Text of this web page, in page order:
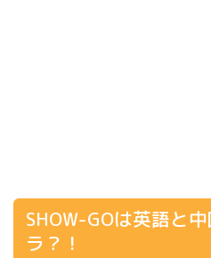
SHOW-GOは英語と
ラ？！